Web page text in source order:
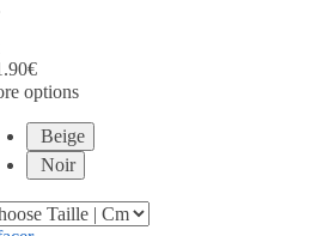
€
options
Beige
Noir